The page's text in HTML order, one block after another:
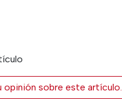
opinión sobre este artículo.